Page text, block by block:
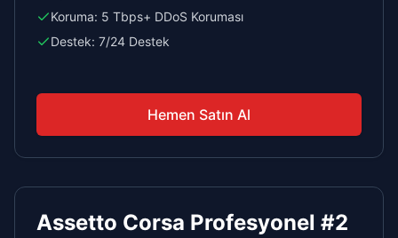
Koruma: 5 Tbps+ DDoS Koruması
Destek: 7/24 Destek
Hemen Satın Al
Assetto Corsa Profesyonel #2